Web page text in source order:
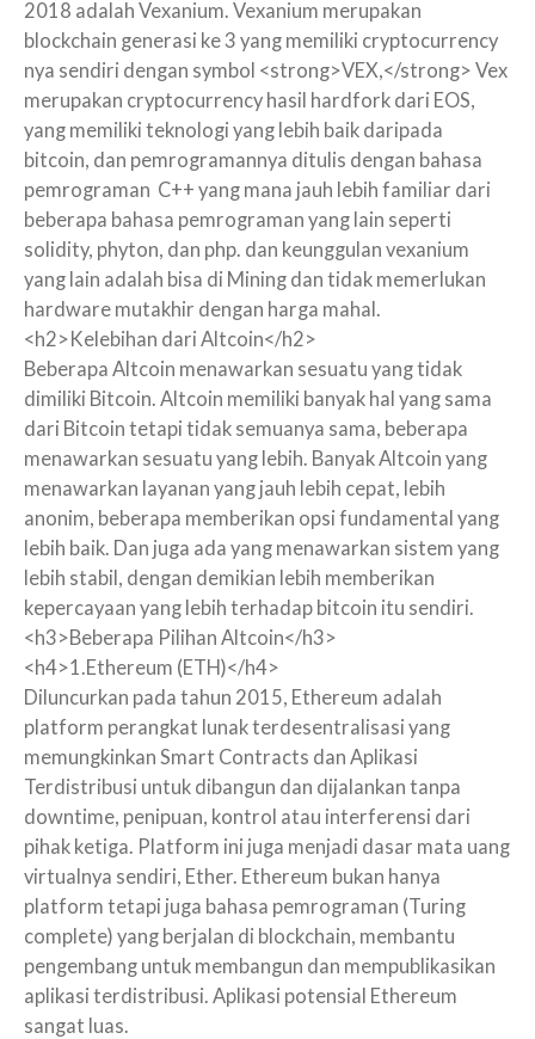
2018 adalah Vexanium. Vexanium merupakan
blockchain generasi ke 3 yang memiliki cryptocurrency
nya sendiri dengan symbol <strong>VEX,</strong> Vex
merupakan cryptocurrency hasil hardfork dari EOS,
yang memiliki teknologi yang lebih baik daripada
bitcoin, dan pemrogramannya ditulis dengan bahasa
pemrograman C++ yang mana jauh lebih familiar dari
beberapa bahasa pemrograman yang lain seperti
solidity, phyton, dan php. dan keunggulan vexanium
yang lain adalah bisa di Mining dan tidak memerlukan
hardware mutakhir dengan harga mahal.
<h2>Kelebihan dari Altcoin</h2>
Beberapa Altcoin menawarkan sesuatu yang tidak
dimiliki Bitcoin. Altcoin memiliki banyak hal yang sama
dari Bitcoin tetapi tidak semuanya sama, beberapa
menawarkan sesuatu yang lebih. Banyak Altcoin yang
menawarkan layanan yang jauh lebih cepat, lebih
anonim, beberapa memberikan opsi fundamental yang
lebih baik. Dan juga ada yang menawarkan sistem yang
lebih stabil, dengan demikian lebih memberikan
kepercayaan yang lebih terhadap bitcoin itu sendiri.
<h3>Beberapa Pilihan Altcoin</h3>
<h4>1.Ethereum (ETH)</h4>
Diluncurkan pada tahun 2015, Ethereum adalah
platform perangkat lunak terdesentralisasi yang
memungkinkan Smart Contracts dan Aplikasi
Terdistribusi untuk dibangun dan dijalankan tanpa
downtime, penipuan, kontrol atau interferensi dari
pihak ketiga. Platform ini juga menjadi dasar mata uang
virtualnya sendiri, Ether. Ethereum bukan hanya
platform tetapi juga bahasa pemrograman (Turing
complete) yang berjalan di blockchain, membantu
pengembang untuk membangun dan mempublikasikan
aplikasi terdistribusi. Aplikasi potensial Ethereum
sangat luas.